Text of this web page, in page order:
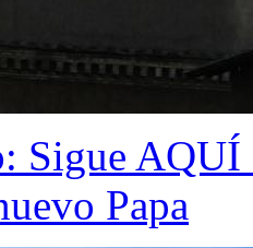
Sigue
Papa